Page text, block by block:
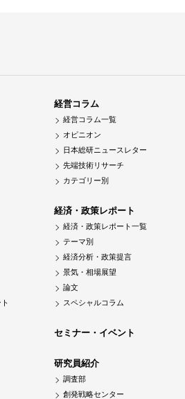
経営コラム
経営コラム一覧
オピニオン
日本総研ニュースレター
先端技術リサーチ
カテゴリー別
経済・政策レポート
経済・政策レポート一覧
テーマ別
経済分析・政策提言
景気・相場展望
論文
スペシャルコラム
セミナー・イベント
研究員紹介
調査部
創発戦略センター